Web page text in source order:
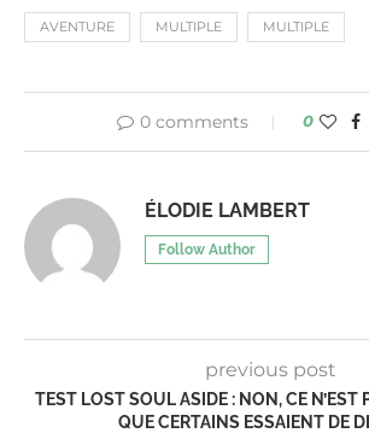
AVENTURE MULTIPLE MULTIPLE
0 comments 0
ÉLODIE LAMBERT
Follow Author
previous post
TEST LOST SOUL ASIDE : NON, CE N’EST
QUE CERTAINS ESSAIENT DE